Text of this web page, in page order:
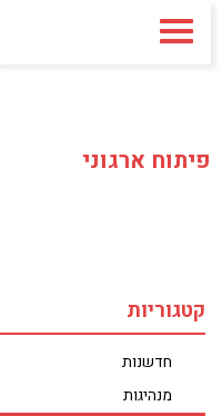
פיתוח ארגוני
קטגוריות
חדשנות
מנהיגות